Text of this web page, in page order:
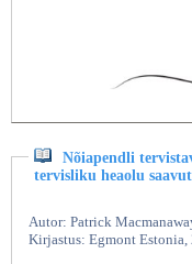
Nõiapendli
tervisliku heaolu
Autor: Patrick
Kirjastus: Egmont Estonia,